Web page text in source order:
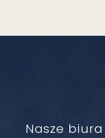
Nasze biura